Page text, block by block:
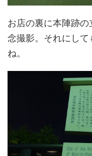
お店の裏に本陣跡
念撮影。それにし
ね。